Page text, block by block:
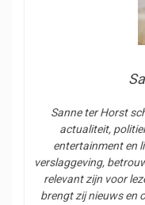
Sanne ter Horst
actualiteit,
entertainment en
verslaggeving,
relevant zijn voor
brengt zij nieuws en